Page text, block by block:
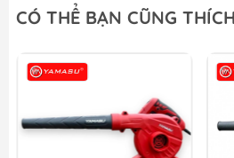
Đầu hút bụi bảng lớn sử dụng
368.920₫
Ống cứng, hút bụi
240.000₫
CÓ THỂ BẠN CŨNG THÍCH